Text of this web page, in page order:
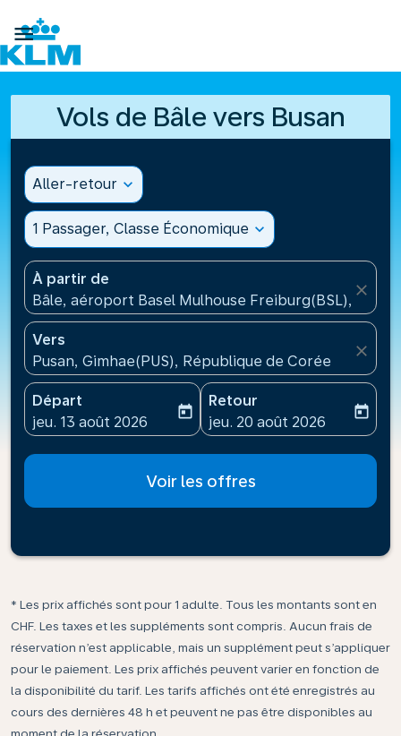

Vols de Bâle vers Busan
Aller-retour expand_more
1 Passager, Classe Économique expand_more
À partir de
Bâle, aéroport Basel Mulhouse Freiburg(BSL), Suisse
close
Vers
Pusan, Gimhae(PUS), République de Corée
close
Départ
fc-booking-departure-date-aria-label
jeu. 13 août 2026
today
Retour
fc-booking-return-date-
jeu. 20 août 2026
today
Voir les offres
* Les prix affichés sont pour 1 adulte. Tous les montants sont en
CHF. Les taxes et les suppléments sont compris. Aucun frais de
réservation n’est applicable, mais un supplément peut s’appliquer
pour le paiement. Les prix affichés peuvent varier en fonction de
la disponibilité du tarif. Les tarifs affichés ont été enregistrés au
cours des dernières 48 h et peuvent ne pas être disponibles au